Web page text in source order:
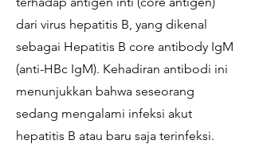
dari virus hepatitis B, yang dikenal
sebagai Hepatitis B core antibody IgM
(anti-HBc IgM). Kehadiran antibodi ini
menunjukkan bahwa seseorang
sedang mengalami infeksi akut
hepatitis B atau baru saja terinfeksi.